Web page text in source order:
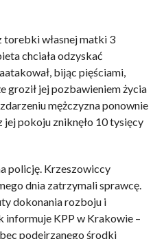
torebki własnej matki 3
chciała odzyskać
bijąc pięściami,
groził jej pozbawieniem życia
mężczyzna ponownie
pokoju zniknęło 10 tysięcy
policję. Krzeszowiccy
dnia zatrzymali sprawcę.
dokonania rozboju i
KPP w Krakowie –
podejrzanego środki